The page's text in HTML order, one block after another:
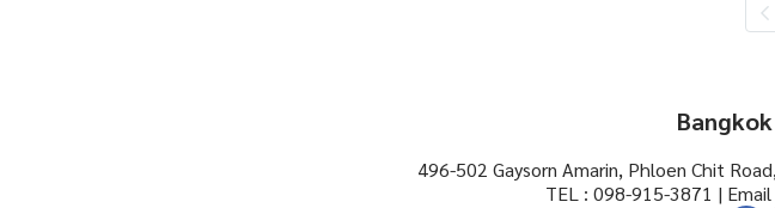
496-502 Gaysorn Amarin, Phloen Chit
TEL : 098-915-3871 |